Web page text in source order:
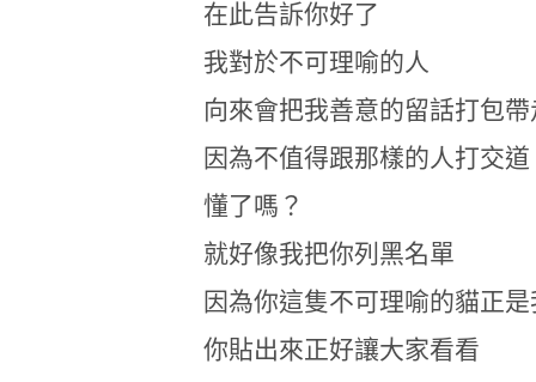
在此告訴你好了
我對於不可理喻的人
向來會把我善意的留話打包帶
因為不值得跟那樣的人打交道
懂了嗎？
就好像我把你列黑名單
因為你這隻不可理喻的貓正
你貼出來正好讓大家看看